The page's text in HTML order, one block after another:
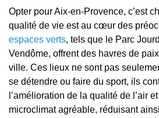
Opter pour Aix-en-Provence, c’est
qualité de vie est au cœur des
espaces verts, tels que le Parc
Vendôme, offrent des havres de
ville. Ces lieux ne sont pas
se détendre ou faire du sport, ils
l’amélioration de la qualité de l’air
microclimat agréable, réduisant